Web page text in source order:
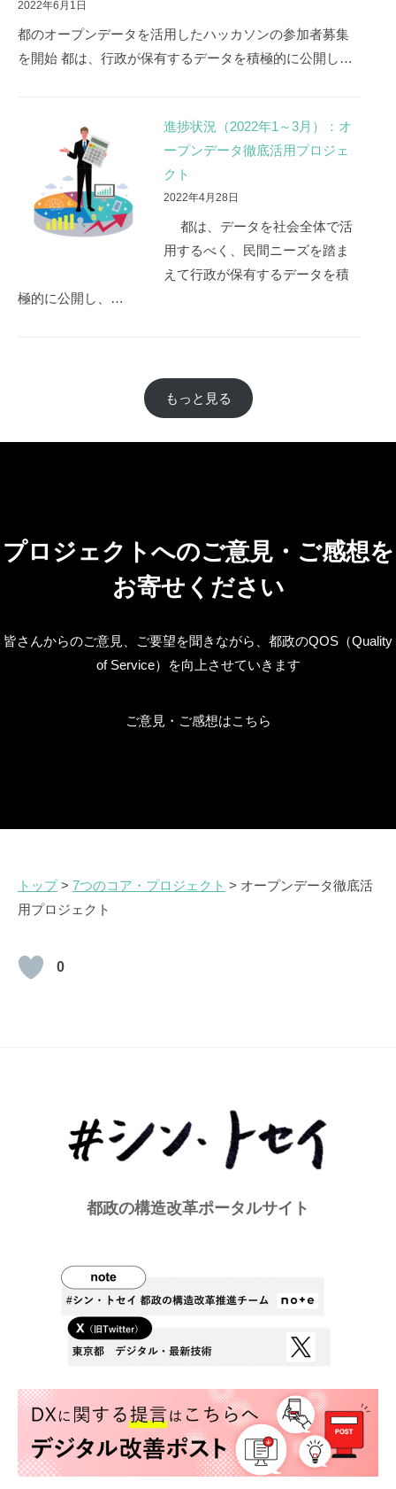
2022年6月1日
都のオープンデータを活用したハッカソンの参加者募集
を開始 都は、行政が保有するデータを積極的に公開し…
進捗状況（2022年1～3月）：オ
ープンデータ徹底活用プロジェ
クト
2022年4月28日
都は、データを社会全体で活
用するべく、民間ニーズを踏ま
えて行政が保有するデータを積
極的に公開し、…
もっと見る
プロジェクトへのご意見・ご感想を
お寄せください
皆さんからのご意見、ご要望を聞きながら、都政のQOS（Quality
of Service）を向上させていきます
ご意見・ご感想はこちら
トップ> 7つのコア・プロジェクト > オープンデータ徹底活
用プロジェクト
0
都政の構造改革ポータルサイト